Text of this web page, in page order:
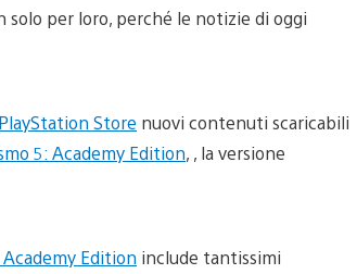
solo per loro, perché le notizie di oggi
PlayStation Store nuovi contenuti scaricabili
5: Academy Edition, , la versione
Academy Edition include tantissimi